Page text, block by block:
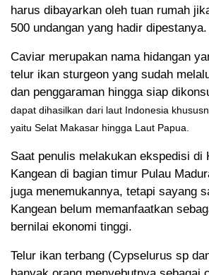
harus dibayarkan oleh tuan rumah
500 undangan yang hadir dipestanya.
Caviar merupakan nama hidangan
telur ikan sturgeon yang sudah
dan penggaraman hingga siap
dapat dihasilkan dari laut Indonesia
yaitu Selat Makasar hingga Laut Papua.
Saat penulis melakukan ekspedisi di
Kangean di bagian timur Pulau
juga menemukannya, tetapi sayang
Kangean belum memanfaatkan
bernilai ekonomi tinggi.
Telur ikan terbang (Cypselurus sp